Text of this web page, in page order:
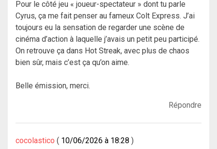
Pour le côté jeu « joueur-spectateur » dont tu parle
Cyrus, ça me fait penser au fameux Colt Express. J’ai
toujours eu la sensation de regarder une scène de
cinéma d’action à laquelle j’avais un petit peu participé.
On retrouve ça dans Hot Streak, avec plus de chaos
bien sûr, mais c’est ça qu’on aime.
Belle émission, merci.
Répondre
cocolastico 10/06/2026 à 18:28